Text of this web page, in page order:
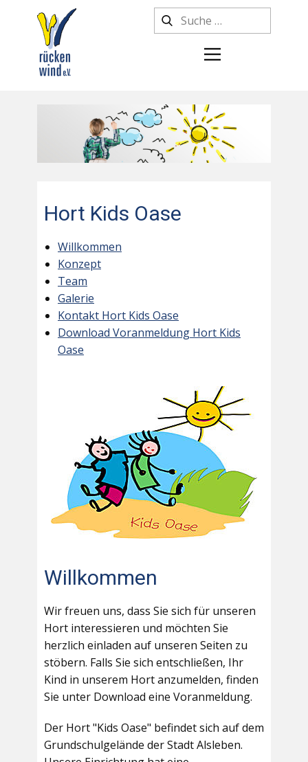
Hort Kids Oase
Willkommen
Konzept
Team
Galerie
Kontakt Hort Kids Oase
Download Voranmeldung Hort Kids
Oase
Willkommen
Wir freuen uns, dass Sie sich für unseren
Hort interessieren und möchten Sie
herzlich einladen auf unseren Seiten zu
stöbern. Falls Sie sich entschließen, Ihr
Kind in unserem Hort anzumelden, finden
Sie unter Download eine Voranmeldung.
Der Hort "Kids Oase" befindet sich auf dem
Grundschulgelände der Stadt Alsleben.